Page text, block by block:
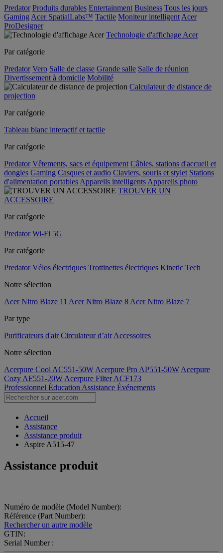
Predator Produits durables Entertainment Business Tous les jours
Gaming Acer SpatialLabs™ Tactile Moniteur intelligent Acer
ProDesigner
Technologie d'affichage Acer
Par catégorie
Predator Vero Salle de classe Grande salle Salle de réunion
Divertissement à domicile Mobilité
Calculateur de distance de
projection
Par catégorie
Tableau blanc interactif et tactile
Par catégorie
Predator Vêtements, sacs et équipement Câbles, stations d'accueil et
dongles Gaming Casques et audio Claviers, souris et stylet Stations
d'alimentation portables Appareils intelligents Appareils photo
TROUVER UN
ACCESSOIRE
Par catégorie
Predator Wi-Fi 5G
Par catégorie
Predator Vélos électriques Trottinettes électriques Kinetic Tech
Notre sélection
Acer Nitro Blaze 11 Acer Nitro Blaze 8 Acer Nitro Blaze 7
Par type
Purificateurs d'air Circulateur d’air Accessoires
Notre sélection
Acerpure Cool AC551-50W Acerpure Pro AP551-50W Acerpure
Cozy AF551-20W Acerpure Filter ACF173
Professionnel Éducation Assistance Événements
Accueil
Assistance
Assistance produit
Aspire A515-47
Assistance produit
Numéro de modèle (Model Number):
Référence (Part Number):
Rechercher un autre modèle
GTIN:
Serial Number :